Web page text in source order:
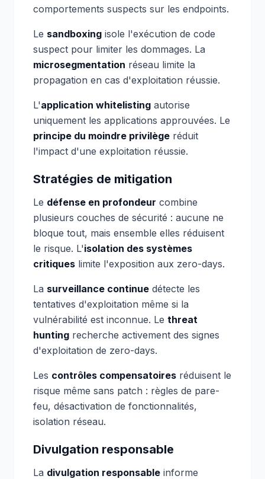
comportements suspects sur les endpoints.
Le sandboxing isole l'exécution de code
suspect pour limiter les dommages. La
microsegmentation réseau limite la
propagation en cas d'exploitation réussie.
L'application whitelisting autorise
uniquement les applications approuvées. Le
principe du moindre privilège réduit
l'impact d'une exploitation réussie.
Stratégies de mitigation
Le défense en profondeur combine
plusieurs couches de sécurité : aucune ne
bloque tout, mais ensemble elles réduisent
le risque. L'isolation des systèmes
critiques limite l'exposition aux zero-days.
La surveillance continue détecte les
tentatives d'exploitation même si la
vulnérabilité est inconnue. Le threat
hunting recherche activement des signes
d'exploitation de zero-days.
Les contrôles compensatoires réduisent le
risque même sans patch : règles de pare-
feu, désactivation de fonctionnalités,
isolation réseau.
Divulgation responsable
La divulgation responsable informe